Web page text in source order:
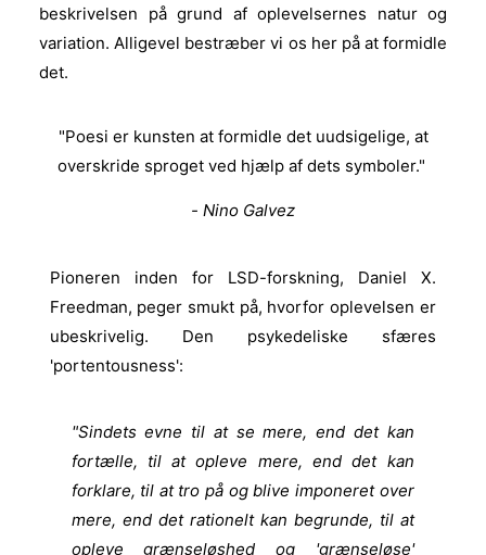
beskrivelsen på grund af oplevelsernes natur og
variation. Alligevel bestræber vi os her på at formidle
det.
"Poesi er kunsten at formidle det uudsigelige, at
overskride sproget ved hjælp af dets symboler."
- Nino Galvez
Pioneren inden for LSD-forskning, Daniel X.
Freedman, peger smukt på, hvorfor oplevelsen er
ubeskrivelig. Den psykedeliske sfæres
'portentousness':
"Sindets evne til at se mere, end det kan
fortælle, til at opleve mere, end det kan
forklare, til at tro på og blive imponeret over
mere, end det rationelt kan begrunde, til at
opleve grænseløshed og 'grænseløse'